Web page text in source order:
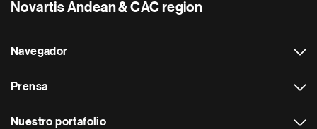
Novartis Andean & CAC region
Navegador
Prensa
Nuestro portafolio